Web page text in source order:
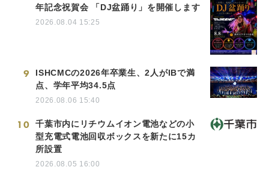
年記念祝賀会 「DJ盆踊り」を開催します
2026.08.04 15:25
9
ISHCMCの2026年卒業生、2人がIBで満
点、学年平均34.5点
2026.08.06 15:40
10
千葉市内にリチウムイオン電池などの小
型充電式電池回収ボックスを新たに15カ
所設置
2026.08.05 16:00